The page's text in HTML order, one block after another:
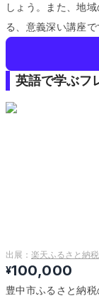
しょう。
また、地
る、意義深い講座で
英語で学ぶフ
出展： 楽天ふるさと納税
¥100,000
豊中市ふるさと納